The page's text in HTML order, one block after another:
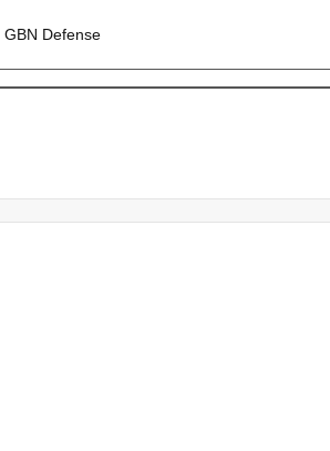
Defense